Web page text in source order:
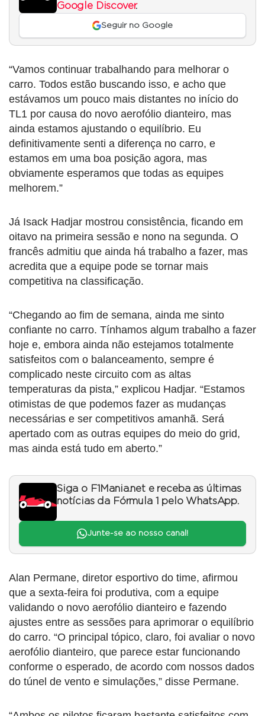
Google Discover.
Seguir no Google
“Vamos continuar trabalhando para melhorar o
carro. Todos estão buscando isso, e acho que
estávamos um pouco mais distantes no início do
TL1 por causa do novo aerofólio dianteiro, mas
ainda estamos ajustando o equilíbrio. Eu
definitivamente senti a diferença no carro, e
estamos em uma boa posição agora, mas
obviamente esperamos que todas as equipes
melhorem.”
Já Isack Hadjar mostrou consistência, ficando em
oitavo na primeira sessão e nono na segunda. O
francês admitiu que ainda há trabalho a fazer, mas
acredita que a equipe pode se tornar mais
competitiva na classificação.
“Chegando ao fim de semana, ainda me sinto
confiante no carro. Tínhamos algum trabalho a fazer
hoje e, embora ainda não estejamos totalmente
satisfeitos com o balanceamento, sempre é
complicado neste circuito com as altas
temperaturas da pista,” explicou Hadjar. “Estamos
otimistas de que podemos fazer as mudanças
necessárias e ser competitivos amanhã. Será
apertado com as outras equipes do meio do grid,
mas ainda está tudo em aberto.”
Siga o F1Mania.net e receba as últimas
notícias da Fórmula 1 pelo WhatsApp.
Junte-se ao nosso canal!
Alan Permane, diretor esportivo do time, afirmou
que a sexta-feira foi produtiva, com a equipe
validando o novo aerofólio dianteiro e fazendo
ajustes entre as sessões para aprimorar o equilíbrio
do carro. “O principal tópico, claro, foi avaliar o novo
aerofólio dianteiro, que parece estar funcionando
conforme o esperado, de acordo com nossos dados
do túnel de vento e simulações,” disse Permane.